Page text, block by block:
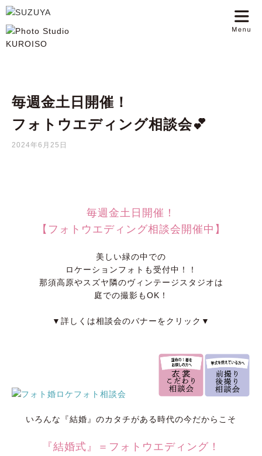
毎週金土日開催！
フォトウエディング相談会💕
2024年6月25日
毎週金土日開催！
【フォトウエディング相談会開催中】
美しい緑の中での
ロケーションフォトも受付中！！
那須高原やスズヤ隣のヴィンテージスタジオは
庭での撮影もOK！
▼詳しくは相談会のバナーをクリック▼
いろんな『結婚』のカタチがある時代の今だからこそ
『結婚式』＝フォトウエディング！